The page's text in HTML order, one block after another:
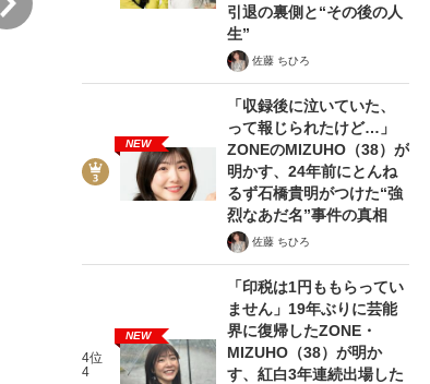
6/11
引退の裏側と“その後の人
生”
佐藤 ちひろ
NEW
「収録後に泣いていた、
って報じられたけど…」
ZONEのMIZUHO（38）が
明かす、24年前にとんね
るず石橋貴明がつけた“強
烈なあだ名”事件の真相
佐藤 ちひろ
4位
4
NEW
「印税は1円ももらってい
ません」19年ぶりに芸能
界に復帰したZONE・
MIZUHO（38）が明か
す、紅白3年連続出場した